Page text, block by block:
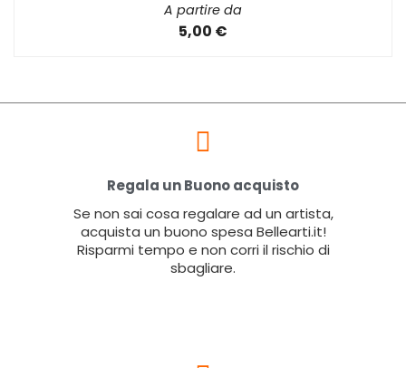
A partire da
5,00 €
Regala un Buono acquisto
Se non sai cosa regalare ad un artista,
acquista un buono spesa Bellearti.it!
Risparmi tempo e non corri il rischio di
sbagliare.